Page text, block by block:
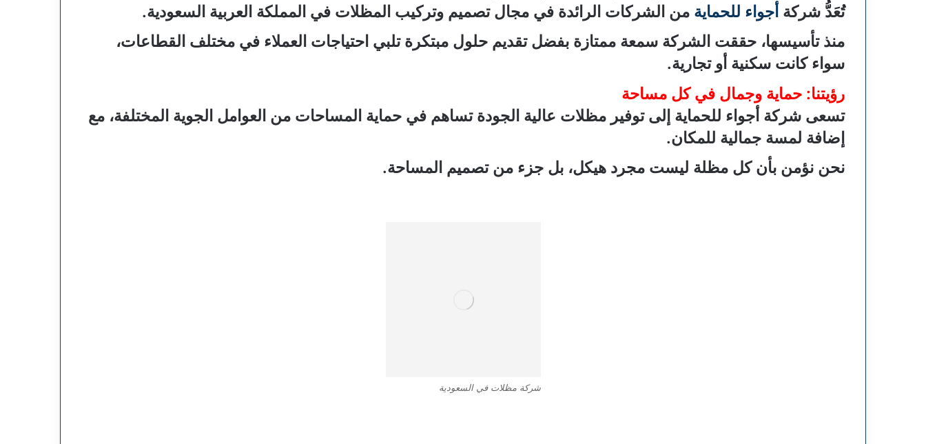
تُعَدُّ شركة أجواء للحماية من الشركات الرائدة في مجال تصميم وتركيب المظلات في المملكة العربية السعودية.
منذ تأسيسها، حققت الشركة سمعة ممتازة بفضل تقديم حلول مبتكرة تلبي احتياجات العملاء في مختلف القطاعات،
سواء كانت سكنية أو تجارية.
رؤيتنا: حماية وجمال في كل مساحة
تسعى شركة أجواء للحماية إلى توفير مظلات عالية الجودة تساهم في حماية المساحات من العوامل الجوية المختلفة، مع
إضافة لمسة جمالية للمكان.
نحن نؤمن بأن كل مظلة ليست مجرد هيكل، بل جزء من تصميم المساحة.
شركة مظلات في السعودية